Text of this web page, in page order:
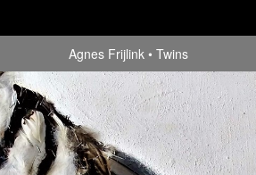
Agnes Frijlink Twins